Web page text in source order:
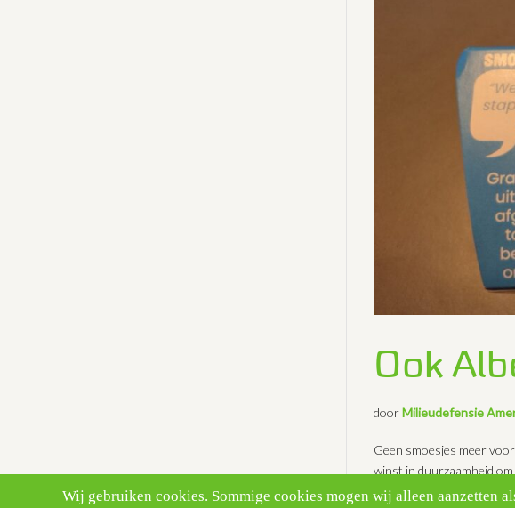
Ook
doorMilieudefensie
Geen smoesjes meer
winst in duurzaamheid
stonden we van
Wij gebruiken cookies. Sommige cookies mogen wij alleen aanzetten